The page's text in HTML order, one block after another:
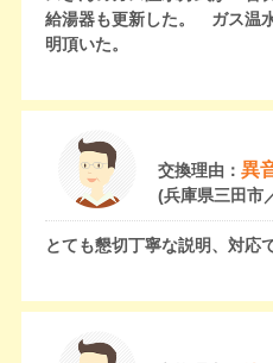
給湯器も更新した。 ガス温
明頂いた。
交換理由： 異
(兵庫県三田市
とても懇切丁寧な説明、対応